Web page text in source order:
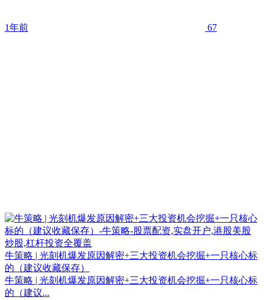
1年前 67
牛策略 | 光刻机爆发原因解密+三大投资机会挖掘+一只核心标
的（建议收藏保存）
牛策略 | 光刻机爆发原因解密+三大投资机会挖掘+一只核心标
的（建议...